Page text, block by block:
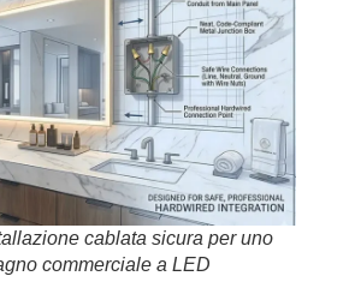
cablata sicura per uno
commerciale a LED